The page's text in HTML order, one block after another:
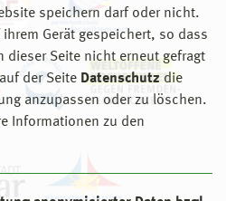
speichern darf oder nicht.
Gerät gespeichert, so dass
dieser Seite nicht erneut gefragt
der Seite Datenschutz die
anzupassen oder zu löschen.
Informationen zu den